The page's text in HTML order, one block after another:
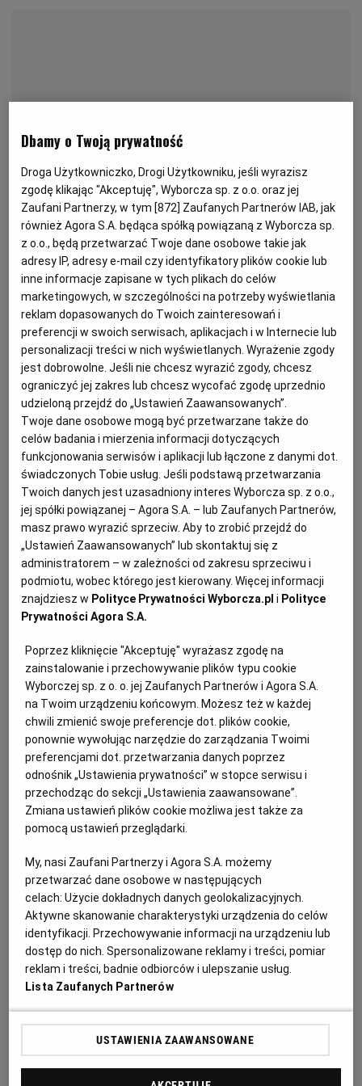
KUCHNIA NIEMIECKA
KATOWICE
KIELCE
KOSZALIN
KRAKÓW
LUBLIN
ŁÓDŹ
OLSZTYN
OPOLE
PŁOCK
RADOM
RYBNIK
RZESZÓW
SOSNOWIEC
SZCZECIN
TORUŃ
TRÓJMIASTO
WAŁBRZYCH
WARSZAWA
NASZA EUROPA
SŁÓWKA. MAGAZYN O JĘZYKU
INNE SERWISY
GAZETA.PL
TOK FM
SPORT.PL
PUBLIO.PL
KULTURALNYSKLEP.PL
DZIECKO
ZDROWIE
POGODA
PODRÓŻE
WIDEO
FORUM
Na15 kawałków (blacha o wymiarach 30 na 20 cm)
Przygotowanie: ok. 60 minut plus 90-140 minut
wyrastanie ciasta
Ciasto drożdżowe ze śliwkami i kruszonką
- składniki:
Na ciasto drożdżowe:
30 g świeżych drożdży
45 g cukru
500 g mąki pszennej
250-300 ml mleka
450 g śliwek
2 jajka
żółtko
szczypta soli
Na kruszonkę:
75 g mąki
30 g cukru
Dbamy o Twoją prywatność
Droga Użytkowniczko, Drogi Użytkowniku, jeśli wyrazisz
zgodę klikając "Akceptuję", Wyborcza sp. z o.o. oraz jej
Zaufani Partnerzy, w tym [872] Zaufanych Partnerów IAB, jak
również Agora S.A. będąca spółką powiązaną z Wyborcza sp.
z o.o., będą przetwarzać Twoje dane osobowe takie jak
adresy IP, adresy e-mail czy identyfikatory plików cookie lub
inne informacje zapisane w tych plikach do celów
marketingowych, w szczególności na potrzeby wyświetlania
reklam dopasowanych do Twoich zainteresowań i
preferencji w swoich serwisach, aplikacjach i w Internecie lub
personalizacji treści w nich wyświetlanych. Wyrażenie zgody
jest dobrowolne. Jeśli nie chcesz wyrazić zgody, chcesz
ograniczyć jej zakres lub chcesz wycofać zgodę uprzednio
udzieloną przejdź do „Ustawień Zaawansowanych”.
Twoje dane osobowe mogą być przetwarzane także do
celów badania i mierzenia informacji dotyczących
funkcjonowania serwisów i aplikacji lub łączone z danymi dot.
świadczonych Tobie usług. Jeśli podstawą przetwarzania
Twoich danych jest uzasadniony interes Wyborcza sp. z o.o.,
jej spółki powiązanej – Agora S.A. – lub Zaufanych Partnerów,
masz prawo wyrazić sprzeciw. Aby to zrobić przejdź do
„Ustawień Zaawansowanych” lub skontaktuj się z
administratorem – w zależności od zakresu sprzeciwu i
podmiotu, wobec którego jest kierowany. Więcej informacji
znajdziesz w Polityce Prywatności Wyborcza.pl i Polityce
Prywatności Agora S.A.
Poprzez kliknięcie "Akceptuję" wyrażasz zgodę na
zainstalowanie i przechowywanie plików typu cookie
Wyborczej sp. z o. o. jej Zaufanych Partnerów i Agora S.A.
na Twoim urządzeniu końcowym. Możesz też w każdej
chwili zmienić swoje preferencje dot. plików cookie,
ponownie wywołując narzędzie do zarządzania Twoimi
preferencjami dot. przetwarzania danych poprzez
odnośnik „Ustawienia prywatności” w stopce serwisu i
przechodząc do sekcji „Ustawienia zaawansowane”.
Zmiana ustawień plików cookie możliwa jest także za
pomocą ustawień przeglądarki.
My, nasi Zaufani Partnerzy i Agora S.A. możemy
przetwarzać dane osobowe w następujących
celach:Użycie dokładnych danych geolokalizacyjnych.
Aktywne skanowanie charakterystyki urządzenia do celów
identyfikacji. Przechowywanie informacji na urządzeniu lub
dostęp do nich. Spersonalizowane reklamy i treści, pomiar
reklam i treści, badnie odbiorców i ulepszanie usług.
Lista Zaufanych Partnerów
USTAWIENIA ZAAWANSOWANE